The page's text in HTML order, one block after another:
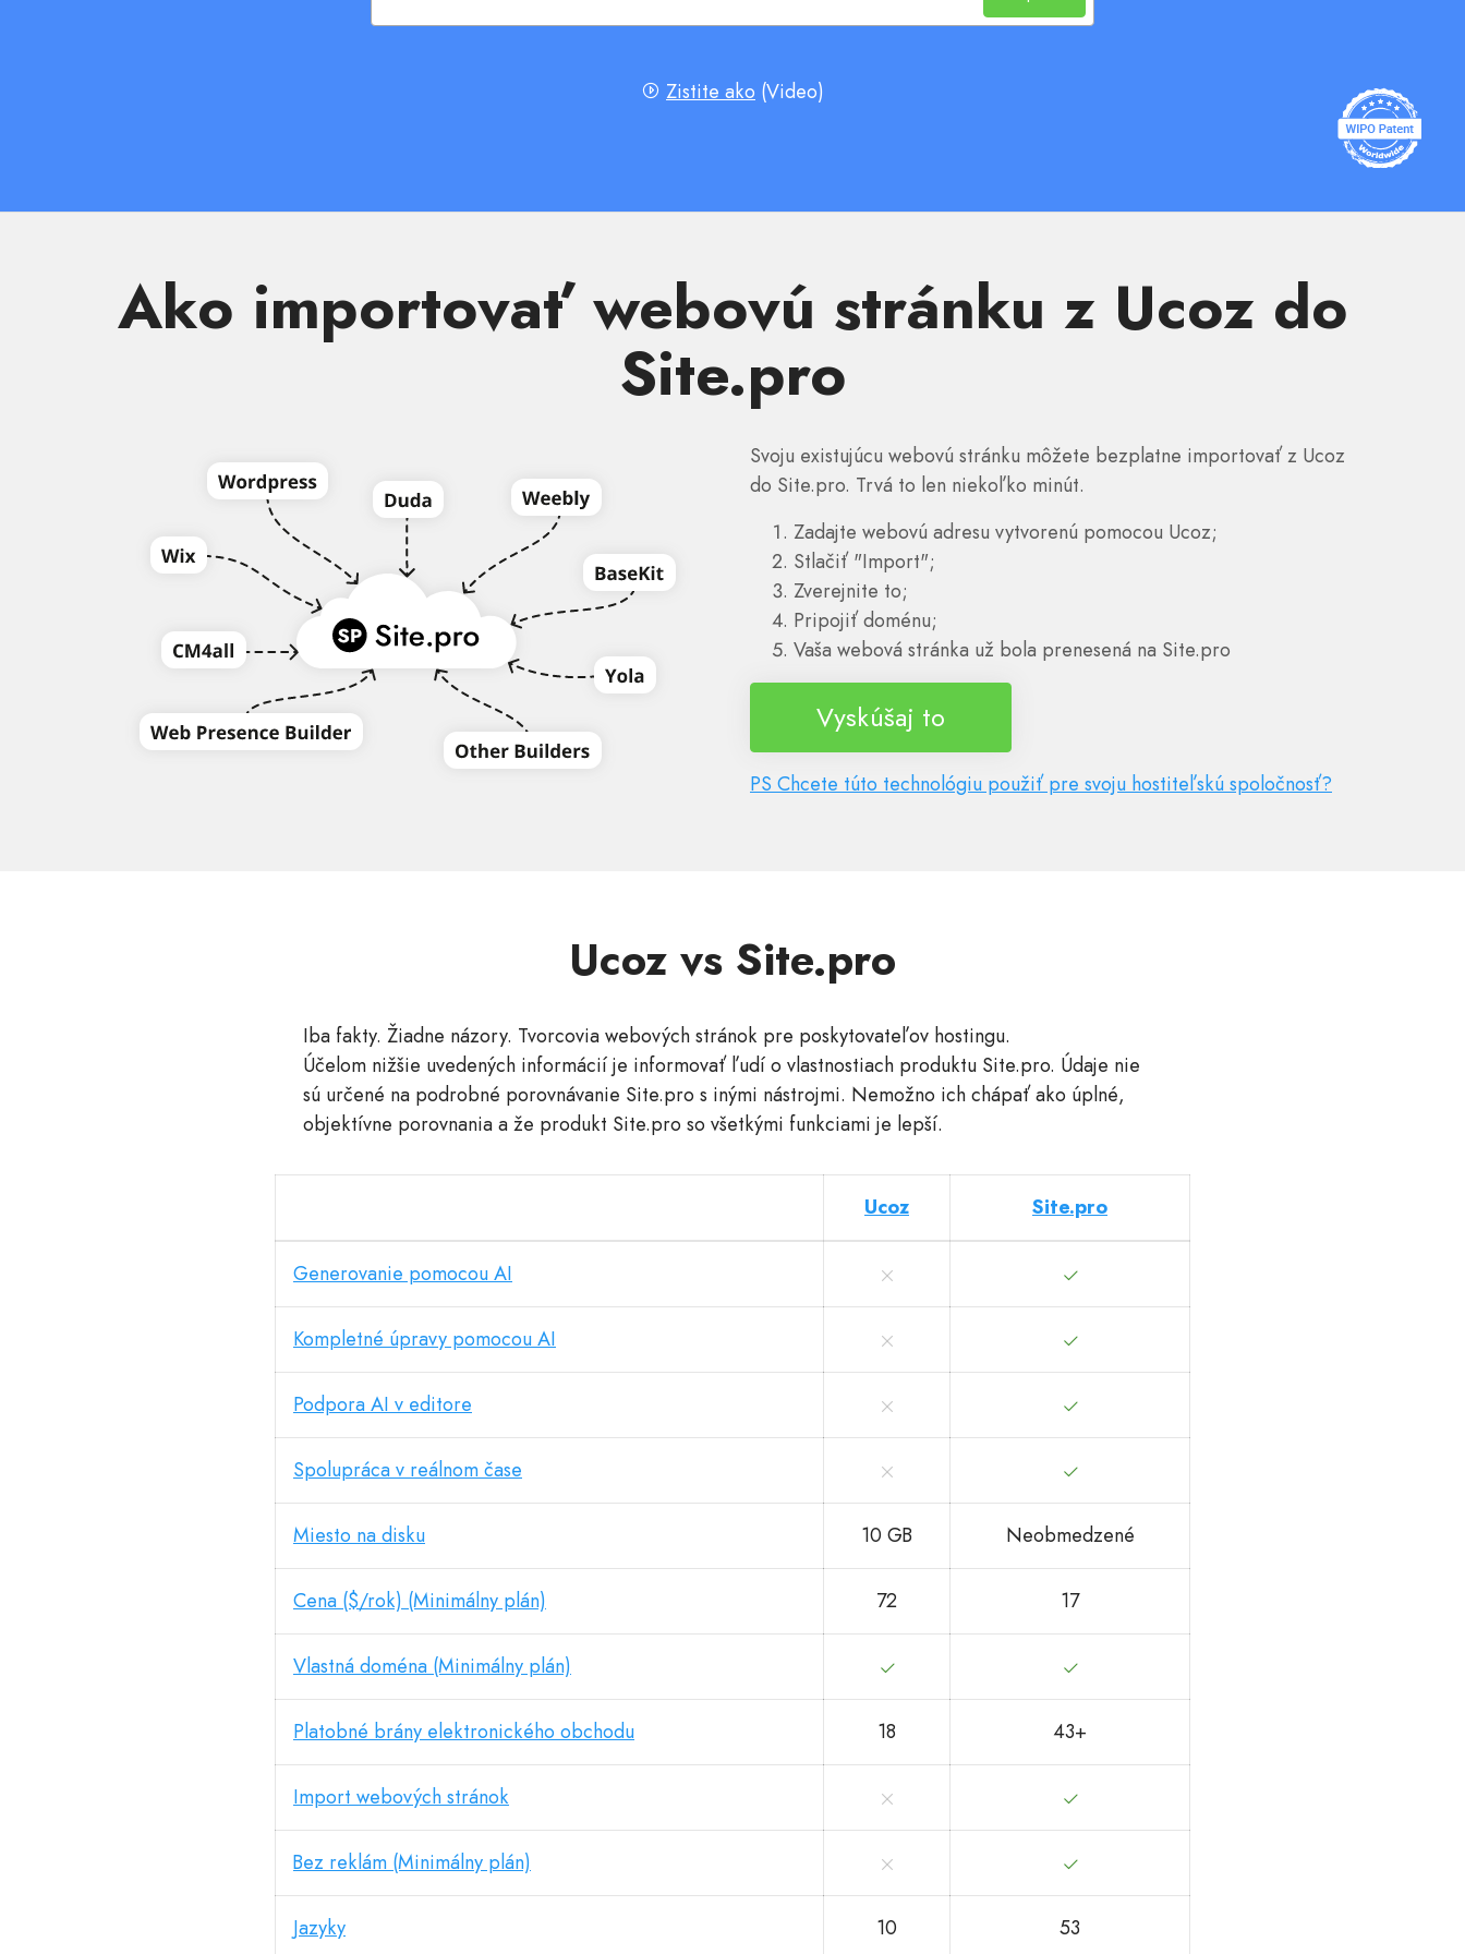
Zistite ako (Video)
Ako importovať webovú stránku z Ucoz do
Site.pro
Svoju existujúcu webovú stránku môžete bezplatne importovať z Ucoz
do Site.pro. Trvá to len niekoľko minút.
Zadajte webovú adresu vytvorenú pomocou Ucoz;
Stlačiť "Import";
Zverejnite to;
Pripojiť doménu;
Vaša webová stránka už bola prenesená na Site.pro
Vyskúšaj to
PS Chcete túto technológiu použiť pre svoju hostiteľskú spoločnosť?
Ucoz vs Site.pro
Iba fakty. Žiadne názory. Tvorcovia webových stránok pre poskytovateľov hostingu.
Účelom nižšie uvedených informácií je informovať ľudí o vlastnostiach produktu Site.pro. Údaje nie
sú určené na podrobné porovnávanie Site.pro s inými nástrojmi. Nemožno ich chápať ako úplné,
objektívne porovnania a že produkt Site.pro so všetkými funkciami je lepší.
Ucoz Site.pro
Generovanie pomocou AI
Kompletné úpravy pomocou AI
Podpora AI v editore
Spolupráca v reálnom čase
Miesto na disku 10 GB Neobmedzené
Cena ($/rok) (Minimálny plán) 72 17
Vlastná doména (Minimálny plán)
Platobné brány elektronického obchodu 18 43+
Import webových stránok
Bez reklám (Minimálny plán)
Jazyky 10 53